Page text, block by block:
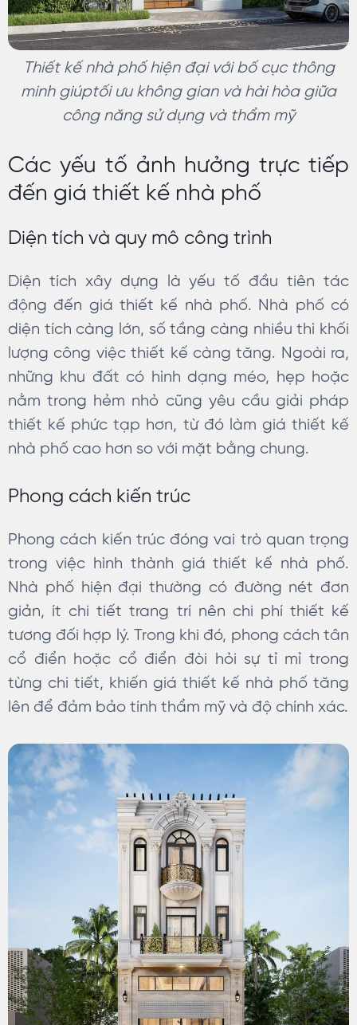
Thiết kế nhà phố hiện đại với bố cục thông
minh giúptối ưu không gian và hài hòa giữa
công năng sử dụng và thẩm mỹ
Các yếu tố ảnh hưởng trực tiếp
đến giá thiết kế nhà phố
Diện tích và quy mô công trình
Diện tích xây dựng là yếu tố đầu tiên tác
động đến giá thiết kế nhà phố. Nhà phố có
diện tích càng lớn, số tầng càng nhiều thì khối
lượng công việc thiết kế càng tăng. Ngoài ra,
những khu đất có hình dạng méo, hẹp hoặc
nằm trong hẻm nhỏ cũng yêu cầu giải pháp
thiết kế phức tạp hơn, từ đó làm giá thiết kế
nhà phố cao hơn so với mặt bằng chung.
Phong cách kiến trúc
Phong cách kiến trúc đóng vai trò quan trọng
trong việc hình thành giá thiết kế nhà phố.
Nhà phố hiện đại thường có đường nét đơn
giản, ít chi tiết trang trí nên chi phí thiết kế
tương đối hợp lý. Trong khi đó, phong cách tân
cổ điển hoặc cổ điển đòi hỏi sự tỉ mỉ trong
từng chi tiết, khiến giá thiết kế nhà phố tăng
lên để đảm bảo tính thẩm mỹ và độ chính xác.